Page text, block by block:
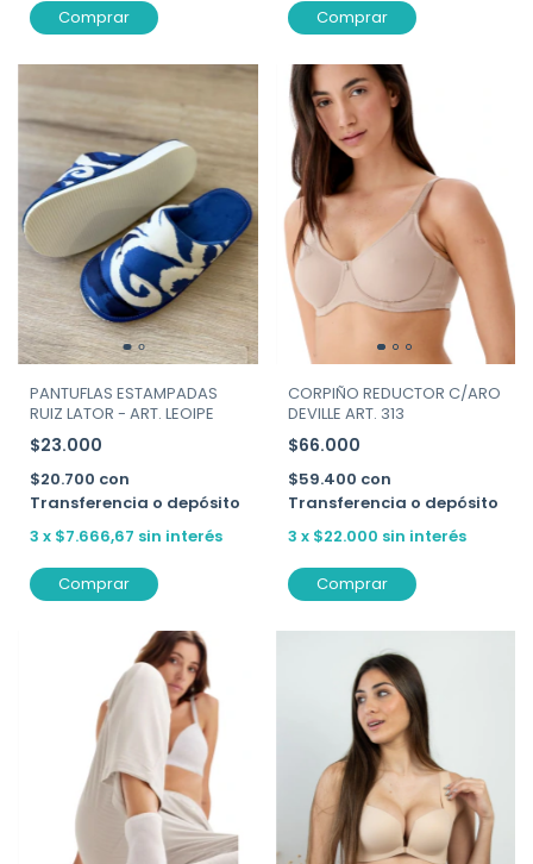
Comprar Comprar
PANTUFLAS ESTAMPADAS
RUIZ LATOR - ART. LEOIPE
$23.000
$20.700 con
Transferencia o depósito
3 x $7.666,67 sin interés
Comprar
CORPIÑO REDUCTOR C/ARO
DEVILLE ART. 313
$66.000
$59.400 con
Transferencia o depósito
3 x $22.000 sin interés
Comprar